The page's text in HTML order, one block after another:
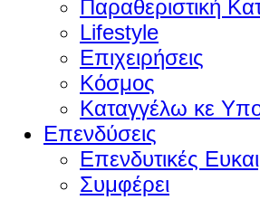
Παραθεριστική
Lifestyle
Επιχειρήσεις
Κόσμος
Καταγγέλω κε
Επενδύσεις
Επενδυτικές
Συμφέρει